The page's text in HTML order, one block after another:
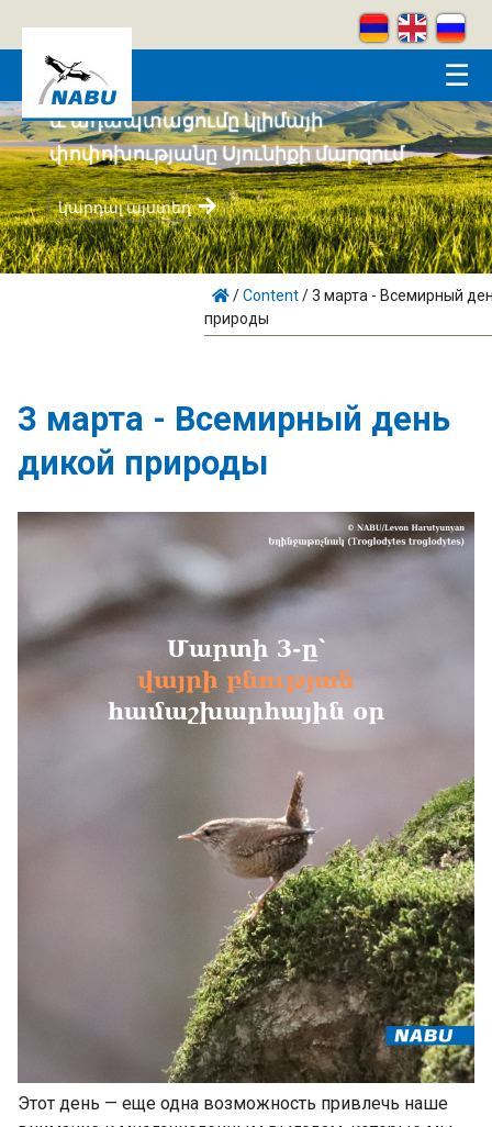
☰
Համայնքահեն բնապահպանությունը
և ադապտացումը կլիմայի
փոփոխությանը Սյունիքի մարզում
կարդալ այստեղ
/Content/3 марта - Всемирный
природы
3 марта - Всемирный день
дикой природы
Этот день — еще одна возможность привлечь наше